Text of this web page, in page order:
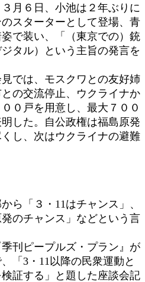
月６日、小池は２年ぶりに
スターターとして登場、青
で装い、「（東京での）銃
タル）という主旨の発言を
では、モスクワとの友好姉
の交流停止、ウクライナか
０戸を用意し、最大７００
した。自公政権は福島原発
し、次はウクライナの避難
ら「３・11はチャンス」、
発のチャンス」などという言
刊ピープルズ・プラン』が
「3・11以降の民衆運動と
証する」と題した座談会記